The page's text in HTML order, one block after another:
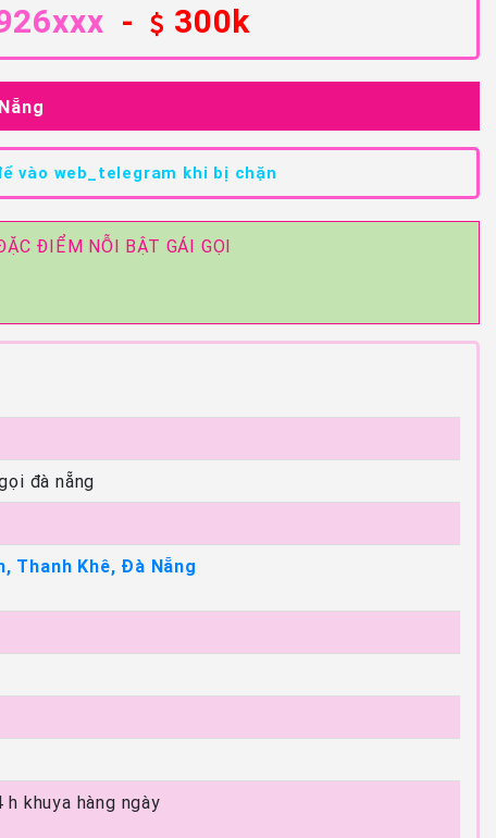
- 300k
vào web_telegram khi bị chặn
ĐIỂM NỖI BẬT GÁI GỌI
đà nẵng
Thanh Khê, Đà Nẵng
khuya hàng ngày